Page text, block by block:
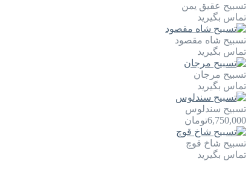
تسبیح عقیق یمن
تماس بگیرید
تسبیح شاه مقصود
تماس بگیرید
تسبیح مرجان
تماس بگیرید
تسبیح سندلوس
6,750,000تومان
تسبیح شاخ قوچ
تماس بگیرید